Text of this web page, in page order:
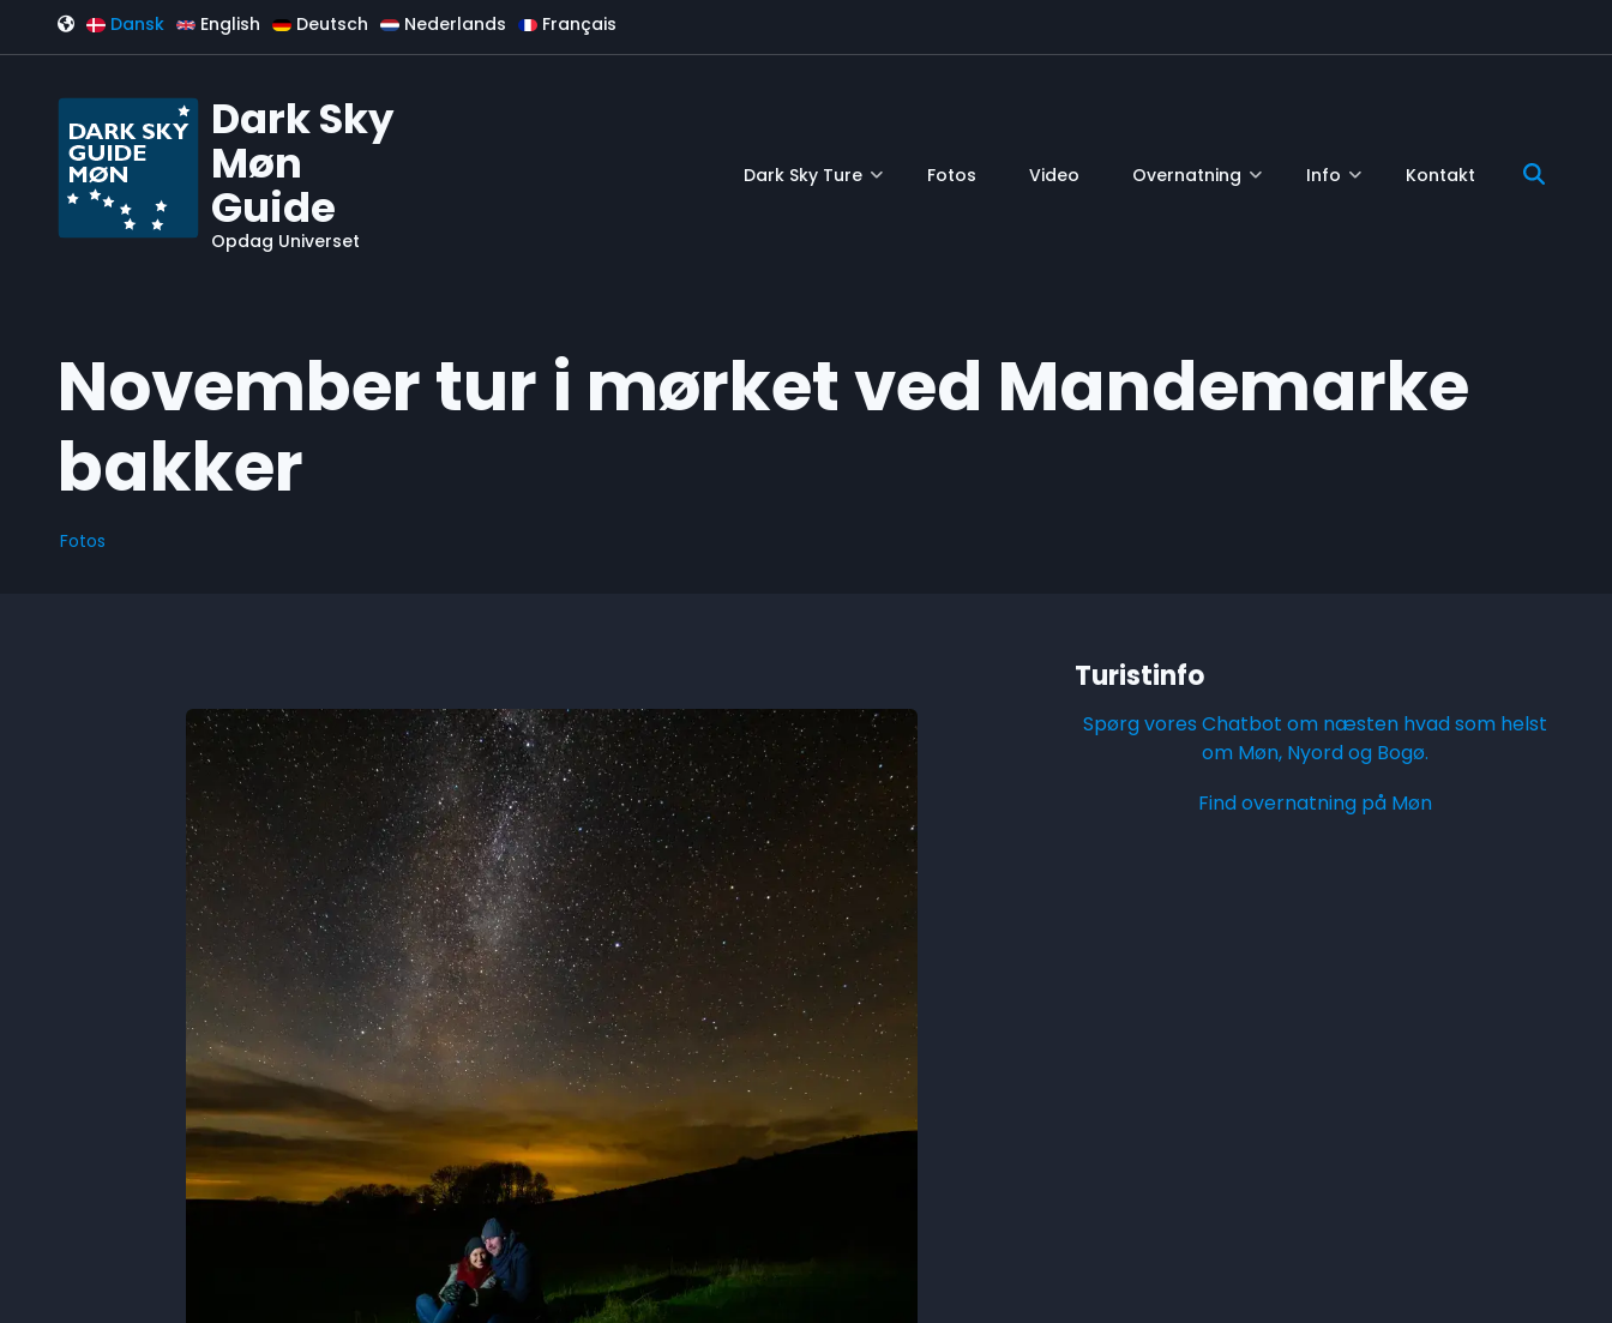
Gå til hovedindhold
Dansk English Deutsch Nederlands Français
Dark Sky
Møn
Guide
Opdag Universet
Dark Sky Ture Fotos Video Overnatning Info Kontakt
November tur i mørket ved Mandemarke
bakker
Fotos
Turistinfo
Spørg vores Chatbot om næsten hvad som helst
om Møn, Nyord og Bogø.
Find overnatning på Møn